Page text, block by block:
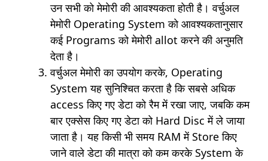
उन सभी को मेमोरी की आवश्यकता होती है। वर्चुअल
मेमोरी Operating System को आवश्यकतानुसार
कई Programs को मेमोरी allot करने की अनुमति
देता है।
वर्चुअल मेमोरी का उपयोग करके, Operating
System यह सुनिश्चित करता है कि सबसे अधिक
access किए गए डेटा को रैम में रखा जाए, जबकि कम
बार एक्सेस किए गए डेटा को Hard Disc में ले जाया
जाता है। यह किसी भी समय RAM में Store किए
जाने वाले डेटा की मात्रा को कम करके System के